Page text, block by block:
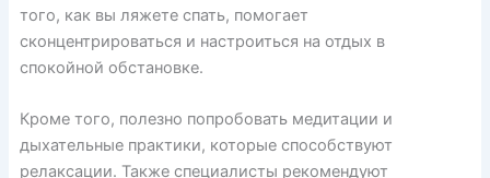
того, как вы ляжете спать, помогает
сконцентрироваться и настроиться на отдых в
спокойной обстановке.
Кроме того, полезно попробовать медитации и
дыхательные практики, которые способствуют
релаксации. Также специалисты рекомендуют